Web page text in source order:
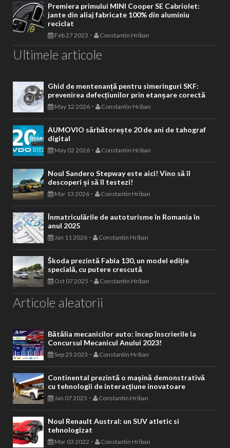
Premiera primului MINI Cooper SE Cabriolet:
jante din aliaj fabricate 100% din aluminiu
reciclat
Feb 27 2023 - Constantin Hriban
Ultimele articole
Ghid de mentenanță pentru simeringuri SKF:
prevenirea defecțiunilor prin etanșare corectă
May 12 2026 - Constantin Hriban
AUMOVIO sărbătorește 20 de ani de tahograf
digital
May 02 2026 - Constantin Hriban
Noul Sandero Stepway este aici! Vino să îl
descoperi și să îl testezi!
Mar 13 2026 - Constantin Hriban
Înmatriculările de autoturisme în Romania în
anul 2025
Jan 11 2026 - Constantin Hriban
Škoda prezintă Fabia 130, un model ediție
specială, cu putere crescută
Oct 07 2025 - Constantin Hriban
Articole aleatorii
Bătălia mecanicilor auto: încep înscrierile la
Concursul Mecanicul Anului 2023!
Sep 25 2023 - Constantin Hriban
Continental prezintă o mașină demonstrativă
cu tehnologii de interacțiune inovatoare
Jan 07 2025 - Constantin Hriban
Noul Renault Austral: un SUV atletic si
tehnologizat
Mar 03 2022 - Constantin Hriban